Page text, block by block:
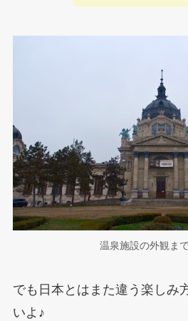
温泉施設の外観ま
でも日本とはまた違う楽しみ
いよ♪